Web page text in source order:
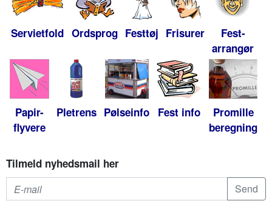
Servietfold Ordsprog Festtøj Frisurer
Fest-
arrangør
Papir-
flyvere
Pletrens Pølseinfo Fest info
Promille
beregning
Tilmeld nyhedsmail her